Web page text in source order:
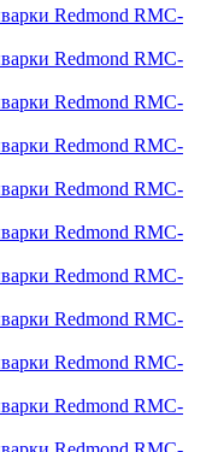
Redmond RMC-
Redmond RMC-
Redmond RMC-
Redmond RMC-
Redmond RMC-
Redmond RMC-
Redmond RMC-
Redmond RMC-
Redmond RMC-
Redmond RMC-